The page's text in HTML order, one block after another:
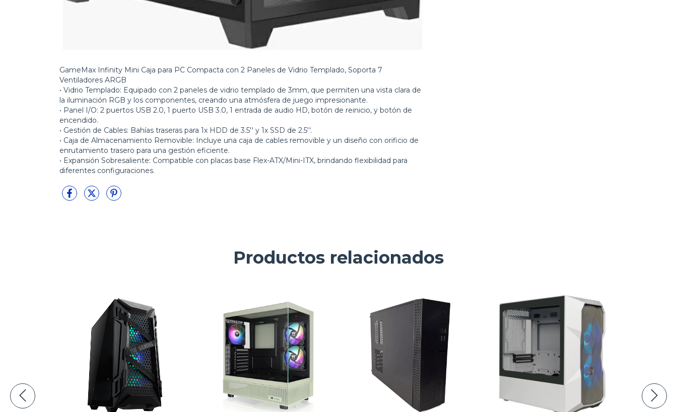
GameMax Infinity Mini Caja para PC Compacta con 2 Paneles de Vidrio Templado, Soporta 7
Ventiladores ARGB
• Vidrio Templado: Equipado con 2 paneles de vidrio templado de 3mm, que permiten una vista clara de
la iluminación RGB y los componentes, creando una atmósfera de juego impresionante.
• Panel I/O: 2 puertos USB 2.0, 1 puerto USB 3.0, 1 entrada de audio HD, botón de reinicio, y botón de
encendido.
• Gestión de Cables: Bahías traseras para 1x HDD de 3.5'' y 1x SSD de 2.5''.
• Caja de Almacenamiento Removible: Incluye una caja de cables removible y un diseño con orificio de
enrutamiento trasero para una gestión eficiente.
• Expansión Sobresaliente: Compatible con placas base Flex-ATX/Mini-ITX, brindando flexibilidad para
diferentes configuraciones.
Productos relacionados